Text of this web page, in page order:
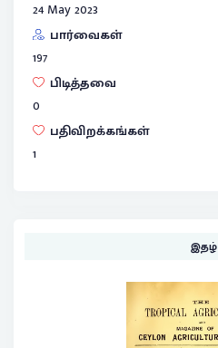
24 May 2023
பார்வைகள்
197
பிடித்தவை
0
பதிவிறக்கங்கள்
1
இதழ்